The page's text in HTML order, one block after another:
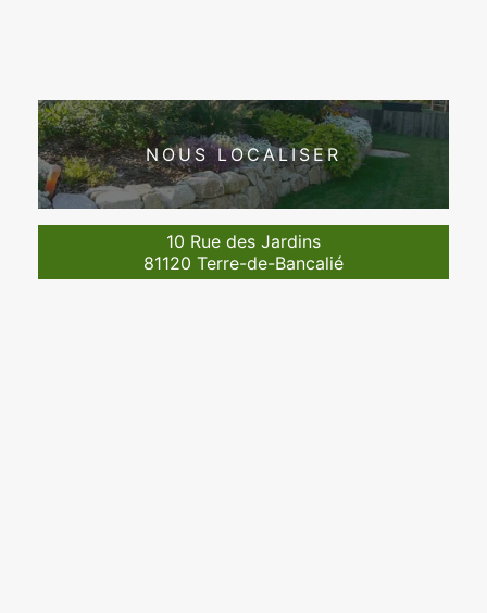
NOUS LOCALISER
10 Rue des Jardins
81120 Terre-de-Bancalié